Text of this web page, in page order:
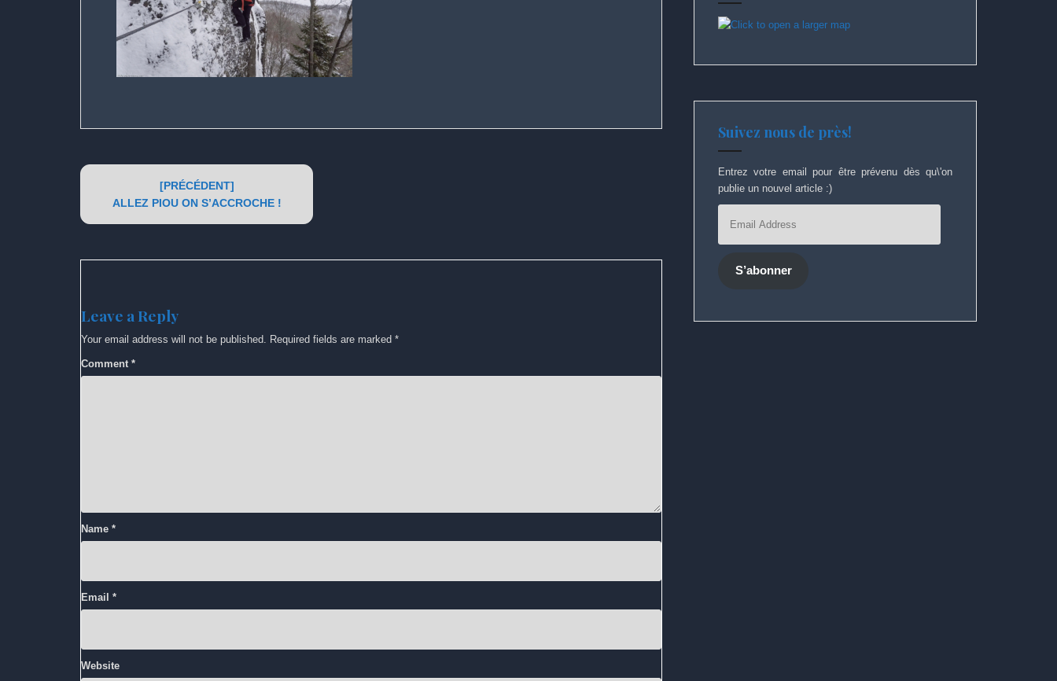
Post
navigation[PRÉCÉDENT]
ALLEZ PIOU ON S’ACCROCHE !
Leave a Reply
Your email address will not be published. Required fields are marked *
Comment *
Name *
Email *
Website
Suivez nous de près!
Entrez votre email pour être prévenu dès qu\'on
publie un nouvel article :)
Address
S’abonner